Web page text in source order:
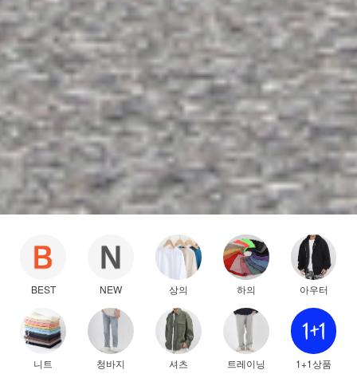
BEST NEW 상의 하의 아우터
니트 청바지 셔츠 트레이닝 1+1상품